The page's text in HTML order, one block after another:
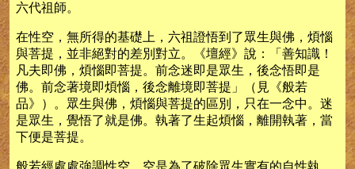
六代祖師。
在性空，無所得的基礎上，六祖證悟到了眾生與佛，煩惱
與菩提，並非絕對的差別對立。《壇經》說：「善知識！
凡夫即佛，煩惱即菩提。前念迷即是眾生，後念悟即是
佛。前念著境即煩惱，後念離境即菩提」（見《般若
品》）。眾生與佛，煩惱與菩提的區別，只在一念中。迷
是眾生，覺悟了就是佛。執著了生起煩惱，離開執著，當
下便是菩提。